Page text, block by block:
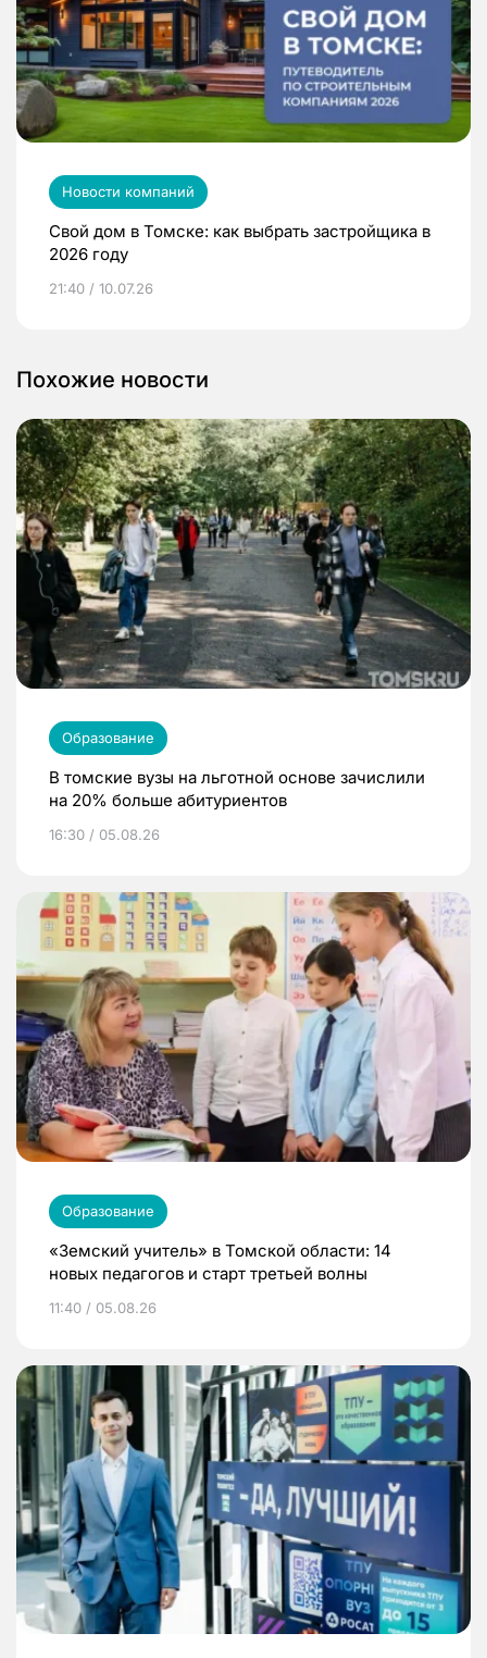
Новости компаний
Свой дом в Томске: как выбрать застройщика в
2026 году
21:40 / 10.07.26
Похожие новости
Образование
В томские вузы на льготной основе зачислили
на 20% больше абитуриентов
16:30 / 05.08.26
Образование
«Земский учитель» в Томской области: 14
новых педагогов и старт третьей волны
11:40 / 05.08.26